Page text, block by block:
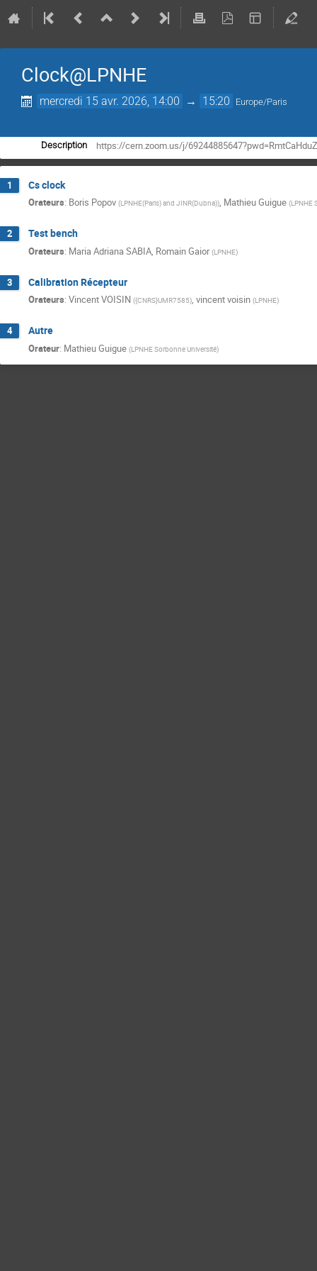
Clock@LPNHE
mercredi 15 avr. 2026, 14:00 → 15:20 Europe/Paris
Description https://cern.zoom.us/j/
1 Cs clock
Orateurs: Boris Popov (LPNHE(Paris) and JINR(Dubna)), Mathieu Guigue (LPNHE
2 Test bench
Orateurs: Maria Adriana SABIA Romain Gaior (LPNHE)
3 Calibration Récepteur
Orateurs: Vincent VOISIN ({CNRS}UMR7585), vincent voisin (LPNHE)
4 Autre
Orateur: Mathieu Guigue (LPNHE Sorbonne Université)